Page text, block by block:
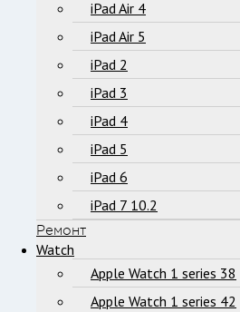
iPad Air 4
iPad Air 5
iPad 2
iPad 3
iPad 4
iPad 5
iPad 6
iPad 7 10.2
Ремонт
Watch
Apple Watch 1 series 38
Apple Watch 1 series 42